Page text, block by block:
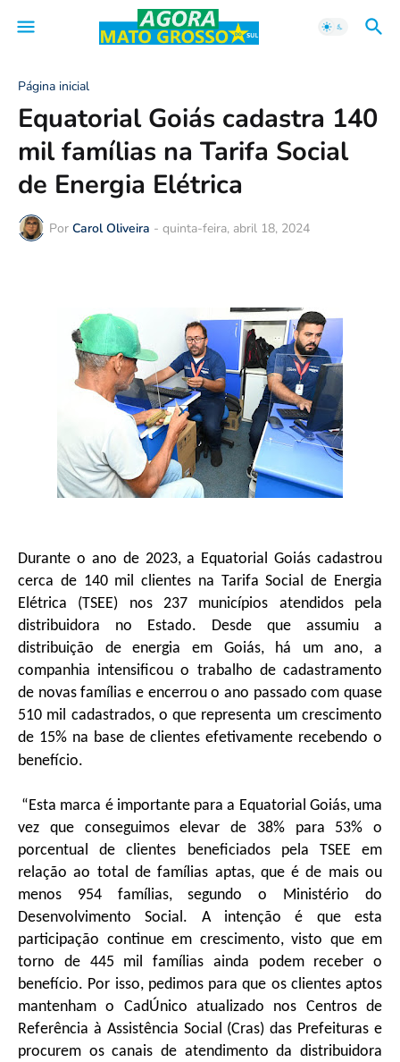
Página inicial
Equatorial Goiás cadastra 140
mil famílias na Tarifa Social
de Energia Elétrica
Por Carol Oliveira - quinta-feira, abril 18, 2024
Durante o ano de 2023, a Equatorial Goiás cadastrou
cerca de 140 mil clientes na Tarifa Social de Energia
Elétrica (TSEE) nos 237 municípios atendidos pela
distribuidora no Estado. Desde que assumiu a
distribuição de energia em Goiás, há um ano, a
companhia intensificou o trabalho de cadastramento
de novas famílias e encerrou o ano passado com quase
510 mil cadastrados, o que representa um crescimento
de 15% na base de clientes efetivamente recebendo o
benefício.
“Esta marca é importante para a Equatorial Goiás, uma
vez que conseguimos elevar de 38% para 53% o
porcentual de clientes beneficiados pela TSEE em
relação ao total de famílias aptas, que é de mais ou
menos 954 famílias, segundo o Ministério do
Desenvolvimento Social. A intenção é que esta
participação continue em crescimento, visto que em
torno de 445 mil famílias ainda podem receber o
benefício. Por isso, pedimos para que os clientes aptos
mantenham o CadÚnico atualizado nos Centros de
Referência à Assistência Social (Cras) das Prefeituras e
procurem os canais de atendimento da distribuidora